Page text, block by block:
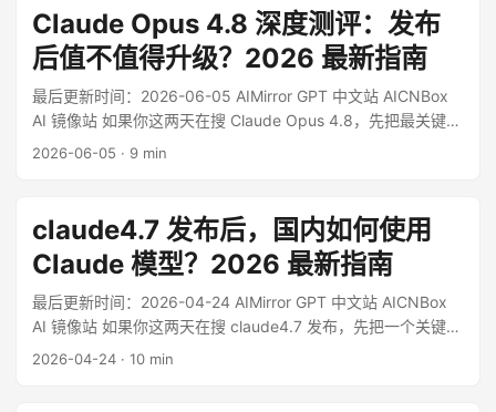
面向广泛可用场景，Claude Mythos 5 则仍处于受限计划内。
也就是说，中文互联网里很多人说的“Claude 5.0”，更接近一种
便于传播的叫法，而不是 Anthropic 这次公开发布时使用的正
式命名。[^1] ...
Claude Opus 4.8 深度测评：发布
后值不值得升级？2026 最新指南
最后更新时间：2026-06-05 AIMirror GPT 中文站 AICNBox
AI 镜像站 如果你这两天在搜 Claude Opus 4.8，先把最关键的
结论说清楚：Anthropic 已在 2026 年 5 月 28 日 正式发布
号”，而是让模型在编码、Agent 长任务、专业知识工作和协作
稳定性上都更像一个能持续工作的搭档。1 ...
2026-06-05 · 9 min
claude4.7 发布后，国内如何使用
Claude 模型？2026 最新指南
最后更新时间：2026-04-24 AIMirror GPT 中文站 AICNBox
AI 镜像站 如果你这两天在搜 claude4.7 发布，先把一个关键信
息说清楚：截至 2026 年 4 月 24 日，Anthropic 在 2026 年 4
2026-04-24 · 10 min